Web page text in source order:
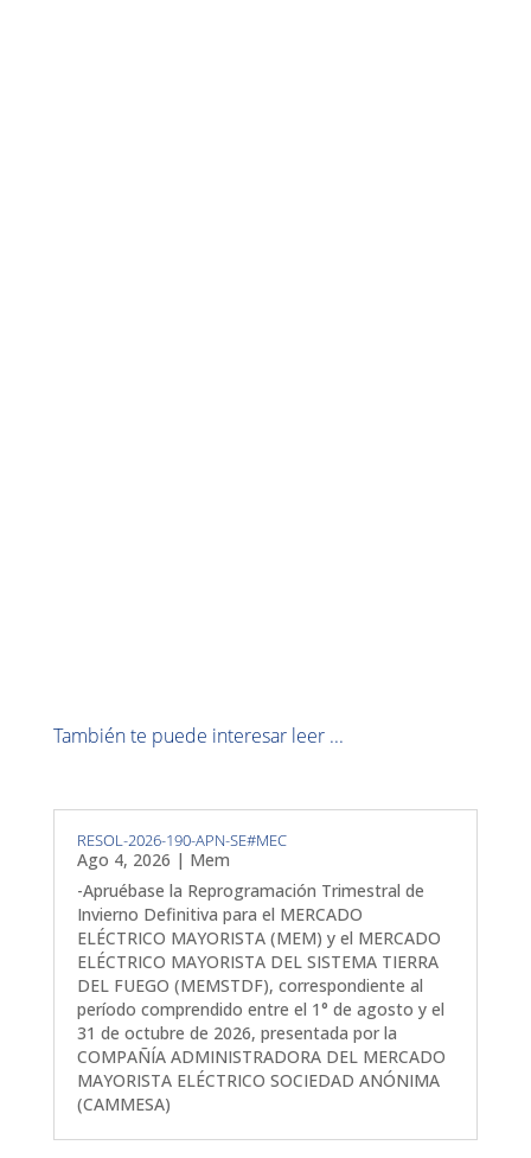
También te puede interesar leer ...
RESOL-2026-190-APN-SE#MEC
Ago 4, 2026 | Mem
-Apruébase la Reprogramación Trimestral de
Invierno Definitiva para el MERCADO
ELÉCTRICO MAYORISTA (MEM) y el MERCADO
ELÉCTRICO MAYORISTA DEL SISTEMA TIERRA
DEL FUEGO (MEMSTDF), correspondiente al
período comprendido entre el 1° de agosto y el
31 de octubre de 2026, presentada por la
COMPAÑÍA ADMINISTRADORA DEL MERCADO
MAYORISTA ELÉCTRICO SOCIEDAD ANÓNIMA
(CAMMESA)